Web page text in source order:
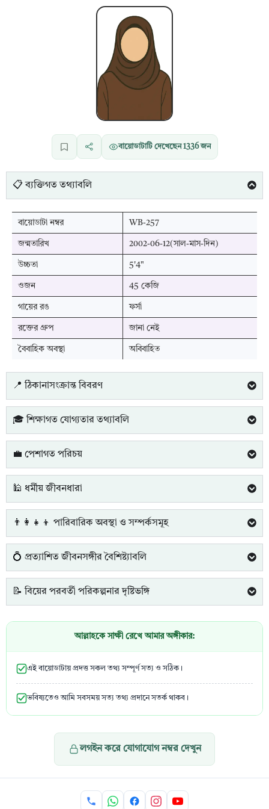
বায়োডাটাটি দেখেছেন1336জন
📋 ব্যক্তিগত তথ্যাবলি
বায়োডাটা নম্বর WB-257
জন্মতারিখ 2002-06-12(সাল-মাস-দিন)
উচ্চতা 5'4"
ওজন 45 কেজি
গায়ের রঙ ফর্সা
রক্তের গ্রুপ জানা নেই
বৈবাহিক অবস্থা অবিবাহিত
📍 ঠিকানাসংক্রান্ত বিবরণ
🎓 শিক্ষাগত যোগ্যতার তথ্যাবলি
💼 পেশাগত পরিচয়
🕌 ধর্মীয় জীবনধারা
👨‍👩‍👧‍👦 পারিবারিক অবস্থা ও সম্পর্কসমূহ
💍 প্রত্যাশিত জীবনসঙ্গীর বৈশিষ্ট্যাবলি
📝 বিয়ের পরবর্তী পরিকল্পনার দৃষ্টিভঙ্গি
আল্লাহকে সাক্ষী রেখে আমার অঙ্গীকার:
এই বায়োডাটায় প্রদত্ত সকল তথ্য সম্পূর্ণ সত্য ও সঠিক।
ভবিষ্যতেও আমি সবসময় সত্য তথ্য প্রদানে সতর্ক থাকব।
লগইন করে যোগাযোগ নম্বর দেখুন